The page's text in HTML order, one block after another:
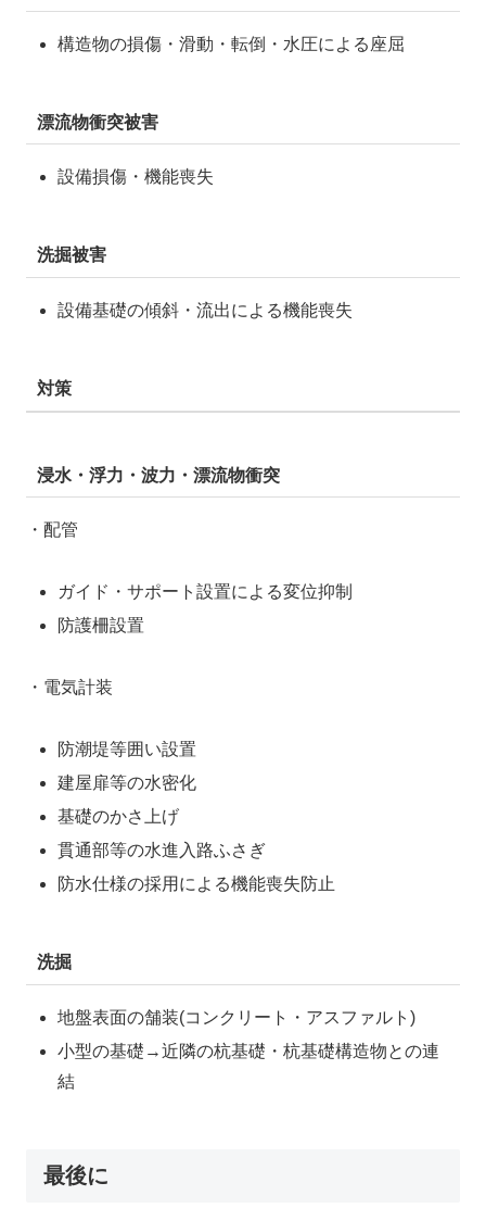
構造物の損傷・滑動・転倒・水圧による座屈
漂流物衝突被害
設備損傷・機能喪失
洗掘被害
設備基礎の傾斜・流出による機能喪失
対策
浸水・浮力・波力・漂流物衝突
・配管
ガイド・サポート設置による変位抑制
防護柵設置
・電気計装
防潮堤等囲い設置
建屋扉等の水密化
基礎のかさ上げ
貫通部等の水進入路ふさぎ
防水仕様の採用による機能喪失防止
洗掘
地盤表面の舗装(コンクリート・アスファルト)
小型の基礎→近隣の杭基礎・杭基礎構造物との連
結
最後に